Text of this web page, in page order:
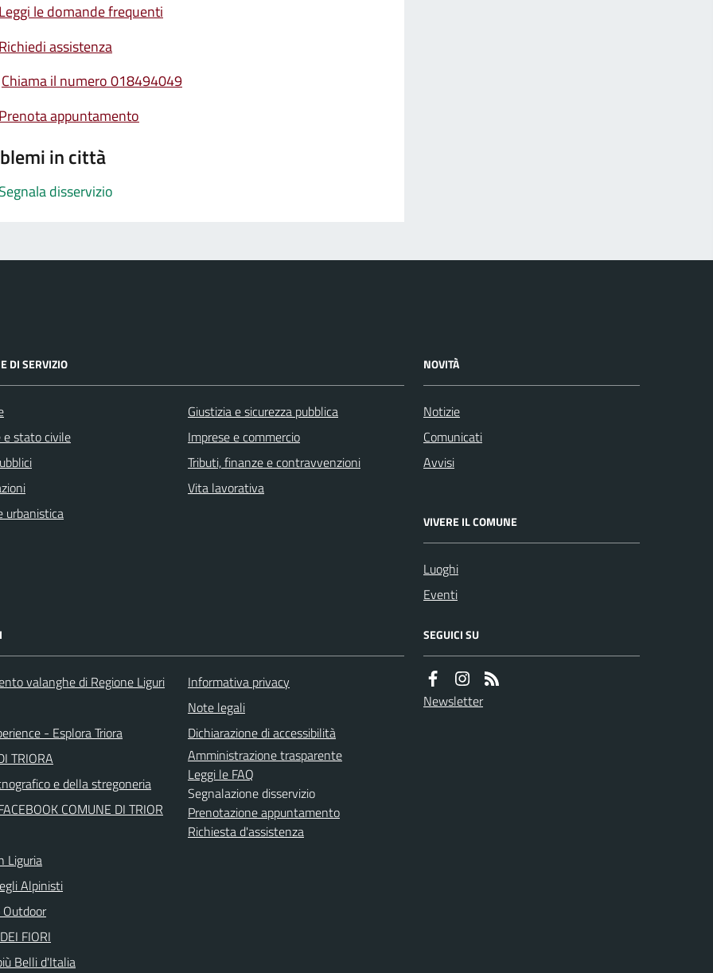
Leggi le domande frequenti
Richiedi assistenza
Chiama il numero 018494049
Prenota appuntamento
in città
Segnala disservizio
DI SERVIZIO
e stato civile
urbanistica
Giustizia e sicurezza pubblica
Imprese e commercio
Tributi, finanze e contravvenzioni
Vita lavorativa
NOVITÀ
Notizie
Comunicati
Avvisi
VIVERE IL COMUNE
Luoghi
Eventi
valanghe di Regione Liguri
- Esplora Triora
TRIORA
e della stregoneria
COMUNE DI TRIOR
Liguria
Alpinisti
FIORI
Belli d'Italia
Informativa privacy
Note legali
Dichiarazione di accessibilità
Amministrazione trasparente
Leggi le FAQ
Segnalazione disservizio
Prenotazione appuntamento
Richiesta d'assistenza
SEGUICI SU
Newsletter